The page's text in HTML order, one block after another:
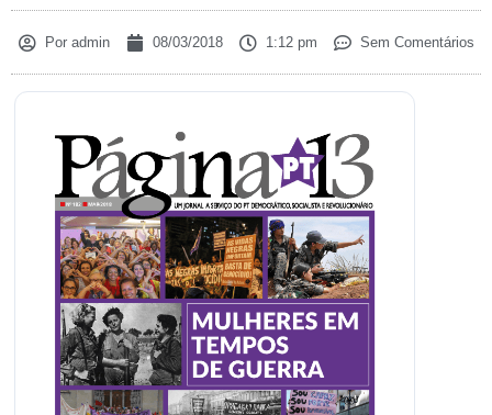
Poradmin 08/03/2018 1:12 pm Sem Comentários